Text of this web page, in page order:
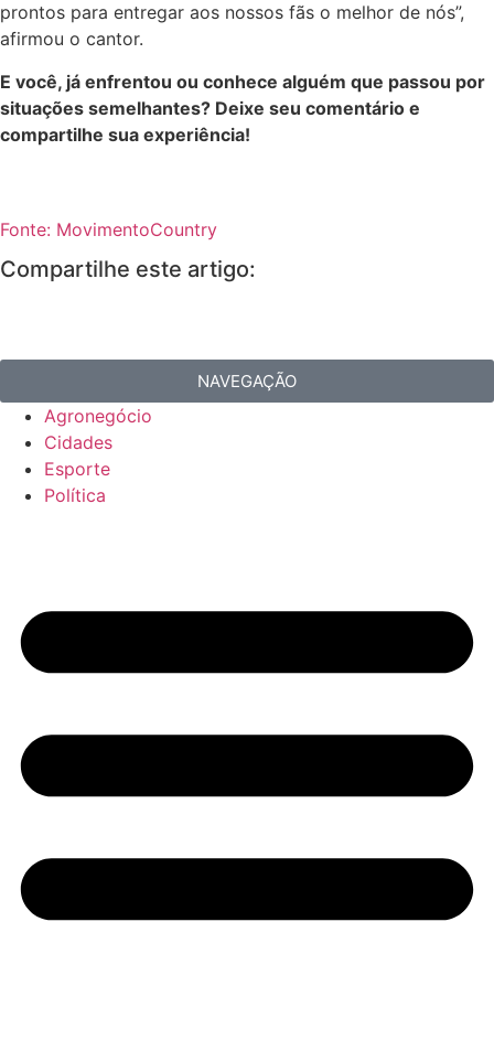
prontos para entregar aos nossos fãs o melhor de nós”,
afirmou o cantor.
E você, já enfrentou ou conhece alguém que passou por
situações semelhantes? Deixe seu comentário e
compartilhe sua experiência!
Fonte: MovimentoCountry
Compartilhe este artigo:
NAVEGAÇÃO
Agronegócio
Cidades
Esporte
Política